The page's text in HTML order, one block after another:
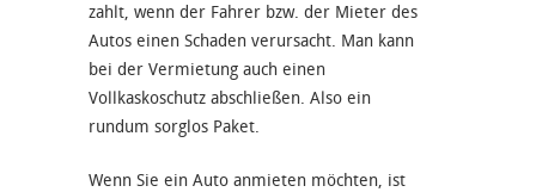
zahlt, wenn der Fahrer bzw. der Mieter des
Autos einen Schaden verursacht. Man kann
bei der Vermietung auch einen
Vollkaskoschutz abschließen. Also ein
rundum sorglos Paket.
Wenn Sie ein Auto anmieten möchten, ist